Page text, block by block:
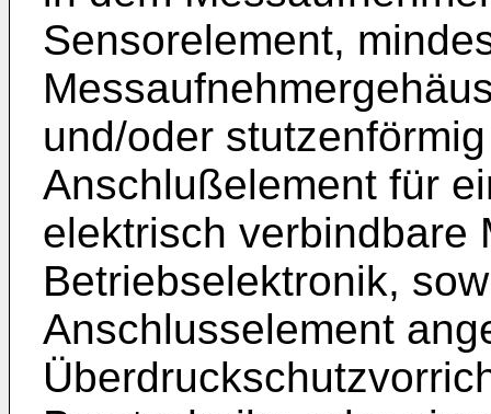
Sensorelement,
und/oder
Anschlußelement für
elektrisch verbindbare
Betriebselektronik,
Anschlusselement